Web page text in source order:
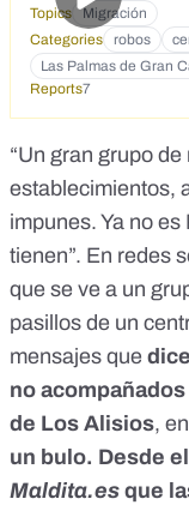
Topics Migración
Categories
robos
Las Palmas de Gran
Reports7
“Un gran grupo
establecimientos,
impunes. Ya no
tienen”. En redes
que se ve a un
pasillos de un
mensajes que
no
de Los Alisios,
un bulo. Desde
Maldita.es que